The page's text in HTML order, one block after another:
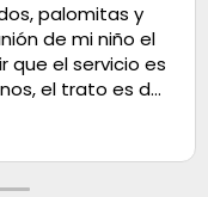
palomitas y
de mi niño el
que el servicio es
el trato es de